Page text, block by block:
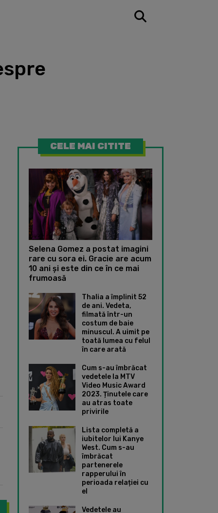
CELE MAI CITITE
Selena Gomez a postat imagini
rare cu sora ei. Gracie are acum
10 ani și este din ce în ce mai
frumoasă
Thalia a împlinit 52
de ani. Vedeta,
filmată într-un
costum de baie
minuscul. A uimit pe
toată lumea cu felul
în care arată
Cum s-au îmbrăcat
vedetele la MTV
Video Music Award
2023. Ținutele care
au atras toate
privirile
Lista completă a
iubitelor lui Kanye
West. Cum s-au
îmbrăcat
partenerele
rapperului în
perioada relației cu
el
Vedetele au